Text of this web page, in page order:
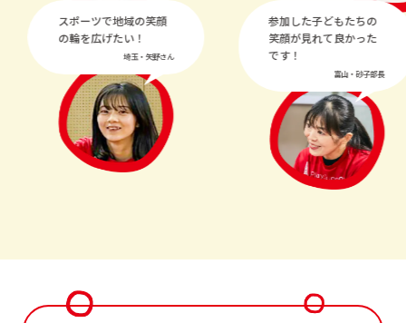
スポーツで地域の笑顔
の輪を広げたい！
埼玉・矢野さん
参加した子どもたちの
笑顔が見れて良かった
です！
富山・砂子部長